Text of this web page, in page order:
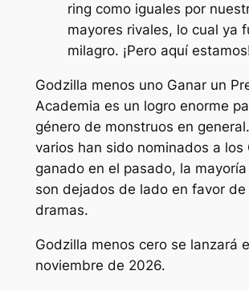
ring como iguales por
mayores rivales, lo cual ya
milagro. ¡Pero aquí
Godzilla menos unoGanar un
Academia es un logro enorme
género de monstruos en
varios han sido nominados a los
ganado en el pasado, la
son dejados de lado en favor de
dramas.
Godzilla menos cero se lanzará
noviembre de 2026.